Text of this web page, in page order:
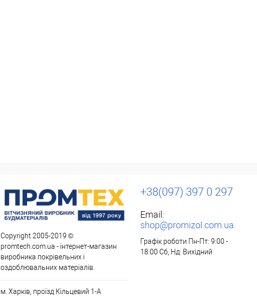
Copyright 2005-2019 ©
promtech.com.ua - інтернет-магазин
виробника покрівельних і
оздоблювальних матеріалів.
м. Харків, проїзд Кільцевий 1-А
+38(097) 397 0 297
Email:
shop@promizol.com.ua
Графік роботи Пн-Пт: 9:00 -
18:00 Сб, Нд: Вихідний